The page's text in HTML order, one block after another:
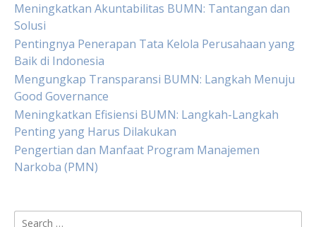
Meningkatkan Akuntabilitas BUMN: Tantangan dan
Solusi
Pentingnya Penerapan Tata Kelola Perusahaan yang
Baik di Indonesia
Mengungkap Transparansi BUMN: Langkah Menuju
Good Governance
Meningkatkan Efisiensi BUMN: Langkah-Langkah
Penting yang Harus Dilakukan
Pengertian dan Manfaat Program Manajemen
Narkoba (PMN)
Search